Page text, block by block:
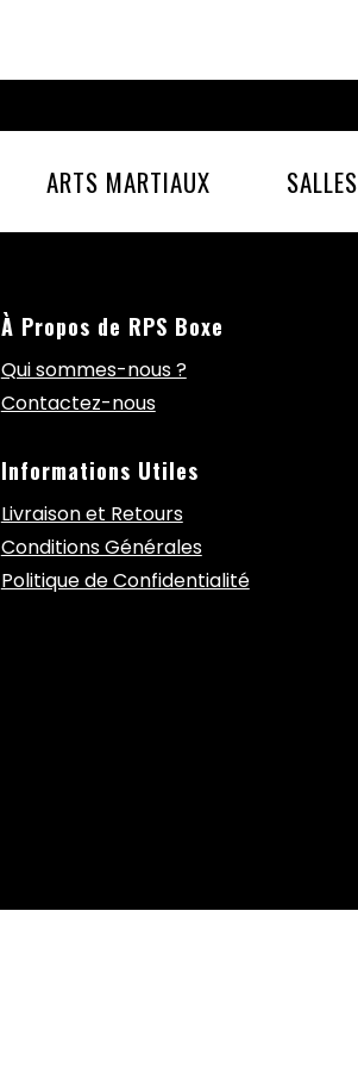
ARTS MARTIAUX SALLES
À Propos de RPS Boxe
Qui sommes-nous ?
Contactez-nous
Informations Utiles
Livraison et Retours
Conditions Générales
Politique de Confidentialité